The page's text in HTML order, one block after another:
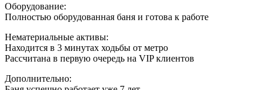
Оборудование:
Полностью оборудованная баня и готова к работе
Нематериальные активы:
Находится в 3 минутах ходьбы от метро
Рассчитана в первую очередь на VIP клиентов
Дополнительно: